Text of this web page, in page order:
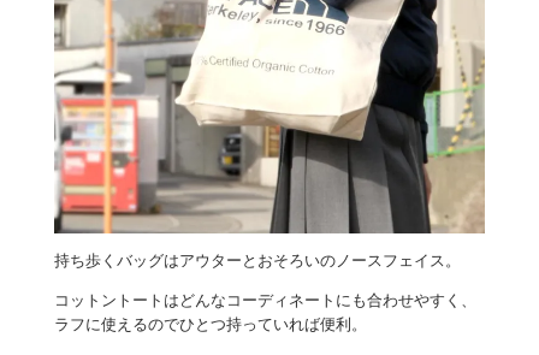
持ち歩くバッグはアウターとおそろいのノースフェイス。
コットントートはどんなコーディネートにも合わせやすく、
ラフに使えるのでひとつ持っていれば便利。